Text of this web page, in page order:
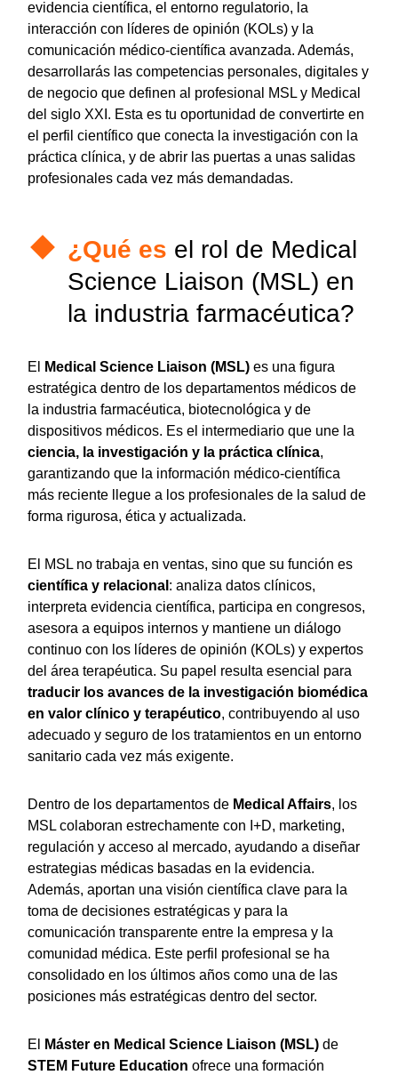
evidencia científica, el entorno regulatorio, la
interacción con líderes de opinión (KOLs) y la
comunicación médico-científica avanzada. Además,
desarrollarás las competencias personales, digitales y
de negocio que definen al profesional MSL y Medical
del siglo XXI. Esta es tu oportunidad de convertirte en
el perfil científico que conecta la investigación con la
práctica clínica, y de abrir las puertas a unas salidas
profesionales cada vez más demandadas.
¿Qué es el rol de Medical
Science Liaison (MSL) en
la industria farmacéutica?
El Medical Science Liaison (MSL) es una figura
estratégica dentro de los departamentos médicos de
la industria farmacéutica, biotecnológica y de
dispositivos médicos. Es el intermediario que une la
ciencia, la investigación y la práctica clínica,
garantizando que la información médico-científica
más reciente llegue a los profesionales de la salud de
forma rigurosa, ética y actualizada.
El MSL no trabaja en ventas, sino que su función es
científica y relacional : analiza datos clínicos,
interpreta evidencia científica, participa en congresos,
asesora a equipos internos y mantiene un diálogo
continuo con los líderes de opinión (KOLs) y expertos
del área terapéutica. Su papel resulta esencial para
traducir los avances de la investigación biomédica
en valor clínico y terapéutico, contribuyendo al uso
adecuado y seguro de los tratamientos en un entorno
sanitario cada vez más exigente.
Dentro de los departamentos de Medical Affairs, los
MSL colaboran estrechamente con I+D, marketing,
regulación y acceso al mercado, ayudando a diseñar
estrategias médicas basadas en la evidencia.
Además, aportan una visión científica clave para la
toma de decisiones estratégicas y para la
comunicación transparente entre la empresa y la
comunidad médica. Este perfil profesional se ha
consolidado en los últimos años como una de las
posiciones más estratégicas dentro del sector.
El Máster en Medical Science Liaison (MSL) de
STEM Future Education ofrece una formación